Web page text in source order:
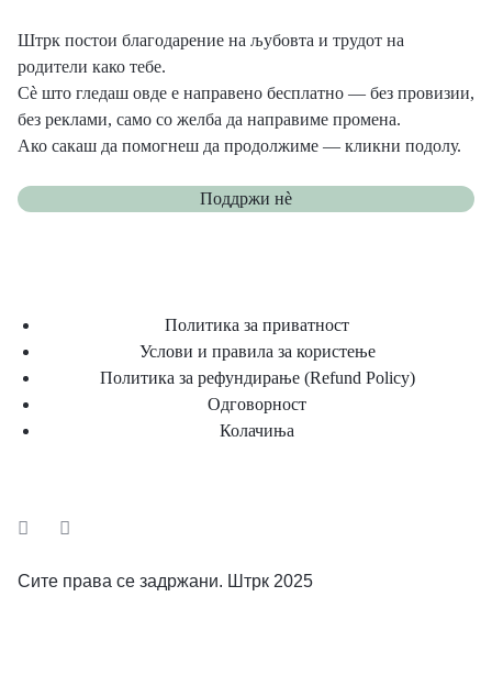
Штрк постои благодарение на љубовта и трудот на
родители како тебе.
Сè што гледаш овде е направено бесплатно — без провизии,
без реклами, само со желба да направиме промена.
Ако сакаш да помогнеш да продолжиме — кликни подолу.
Поддржи нѐ
Политика за приватност
Услови и правила за користење
Политика за рефундирање (Refund Policy)
Одговорност
Колачиња
Сите права се задржани. Штрк 2025